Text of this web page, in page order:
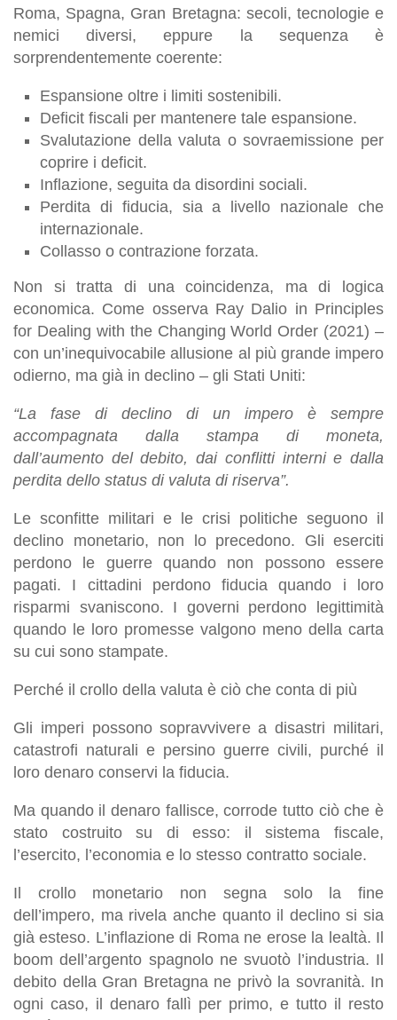
Roma, Spagna, Gran Bretagna: secoli, tecnologie e
nemici diversi, eppure la sequenza è
sorprendentemente coerente:
Espansione oltre i limiti sostenibili.
Deficit fiscali per mantenere tale espansione.
Svalutazione della valuta o sovraemissione per
coprire i deficit.
Inflazione, seguita da disordini sociali.
Perdita di fiducia, sia a livello nazionale che
internazionale.
Collasso o contrazione forzata.
Non si tratta di una coincidenza, ma di logica
economica. Come osserva Ray Dalio in Principles
for Dealing with the Changing World Order (2021) –
con un’inequivocabile allusione al più grande impero
odierno, ma già in declino – gli Stati Uniti:
“La fase di declino di un impero è sempre
accompagnata dalla stampa di moneta,
dall’aumento del debito, dai conflitti interni e dalla
perdita dello status di valuta di riserva”.
Le sconfitte militari e le crisi politiche seguono il
declino monetario, non lo precedono. Gli eserciti
perdono le guerre quando non possono essere
pagati. I cittadini perdono fiducia quando i loro
risparmi svaniscono. I governi perdono legittimità
quando le loro promesse valgono meno della carta
su cui sono stampate.
Perché il crollo della valuta è ciò che conta di più
Gli imperi possono sopravvivere a disastri militari,
catastrofi naturali e persino guerre civili, purché il
loro denaro conservi la fiducia.
Ma quando il denaro fallisce, corrode tutto ciò che è
stato costruito su di esso: il sistema fiscale,
l’esercito, l’economia e lo stesso contratto sociale.
Il crollo monetario non segna solo la fine
dell’impero, ma rivela anche quanto il declino si sia
già esteso. L’inflazione di Roma ne erose la lealtà. Il
boom dell’argento spagnolo ne svuotò l’industria. Il
debito della Gran Bretagna ne privò la sovranità. In
ogni caso, il denaro fallì per primo, e tutto il resto